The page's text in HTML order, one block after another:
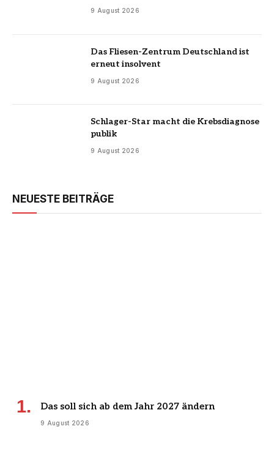
9 August 2026
Das Fliesen-Zentrum Deutschland ist
erneut insolvent
9 August 2026
Schlager-Star macht die Krebsdiagnose
publik
9 August 2026
NEUESTE BEITRÄGE
Das soll sich ab dem Jahr 2027 ändern
9 August 2026